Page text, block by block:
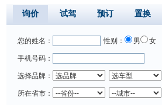
询价 试驾 预订 置换
您的姓名： 性别： 男 女
手机号码：
选择品牌：
所在省市：